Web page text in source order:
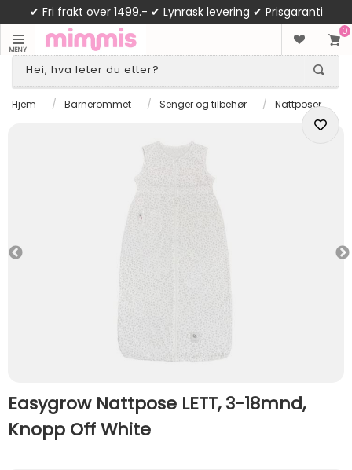
✔ Fri frakt over 1499.- ✔ Lynrask levering ✔ Prisgaranti
MENY
0
Hjem / Barnerommet / Senger og tilbehør / Nattposer
Easygrow Nattpose LETT, 3-18mnd,
Knopp Off White